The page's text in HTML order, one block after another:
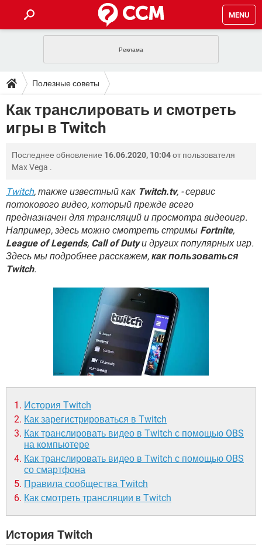
MENU
INSTAGRAM
ИГРЫ WINDOWS 10
ВКОНТАКТЕ
ПОЛЕЗНЫЕ СОВЕТЫ
TIKTOK
WHATSAPP INSTAGRAM
FACEBOOK
WINDOWS 10 ВКОНТАКТЕ
YANDEX
ЗАГРУЗКИ
TIKTOK
FACEBOOK
WINDOWS 10 ВКОНТАКТЕ
ВИДЕО GOOGLE
YANDEX
ФОРУМ
TIKTOK TELEGRAM
FACEBOOK ИГРЫ
WINDOWS 10 ВКОНТАКТЕ
ВИДЕО
YANDEX
ЭНЦИКЛОПЕДИЯ
TIKTOK TELEGRAM
WHATSAPP INSTAGRAM
FACEBOOK ИГРЫ
WINDOWS 10 ВКОНТАКТЕ
ВИДЕО
Полезные советы
Как транслировать и смотреть
игры в Twitch
Последнее обновление 16.06.2020, 10:04от пользователя
Max Vega .
Twitch, также известный как Twitch.tv, - сервис
потокового видео, который прежде всего
предназначен для трансляций и просмотра видеоигр.
Например, здесь можно смотреть стримы Fortnite,
League of Legends, Call of Dutyи других популярных игр.
Здесь мы подробнее расскажем, как пользоваться
Twitch.
История Twitch
Как зарегистрироваться в Twitch
Как транслировать видео в Twitch с помощью OBS
на компьютере
Как транслировать видео в Twitch с помощью OBS
со смартфона
Правила сообщества Twitch
Как смотреть трансляции в Twitch
История Twitch